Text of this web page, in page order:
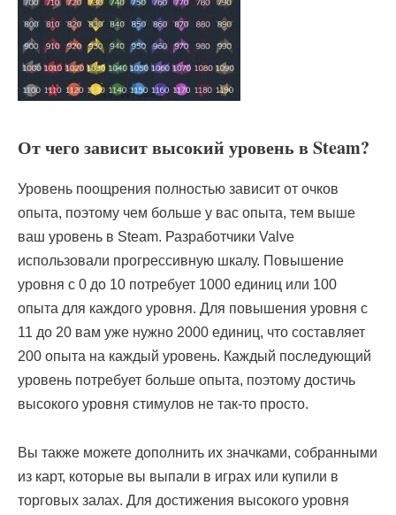
От чего зависит высокий уровень в Steam?
Уровень поощрения полностью зависит от очков
опыта, поэтому чем больше у вас опыта, тем выше
ваш уровень в Steam. Разработчики Valve
использовали прогрессивную шкалу. Повышение
уровня с 0 до 10 потребует 1000 единиц или 100
опыта для каждого уровня. Для повышения уровня с
11 до 20 вам уже нужно 2000 единиц, что составляет
200 опыта на каждый уровень. Каждый последующий
уровень потребует больше опыта, поэтому достичь
высокого уровня стимулов не так-то просто.
Вы также можете дополнить их значками, собранными
из карт, которые вы выпали в играх или купили в
торговых залах. Для достижения высокого уровня